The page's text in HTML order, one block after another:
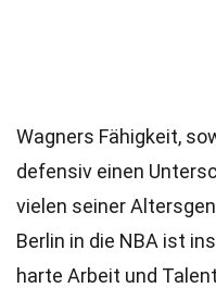
Wagners Fähigkeit,
defensiv einen
vielen seiner
Berlin in die NBA ist
harte Arbeit und